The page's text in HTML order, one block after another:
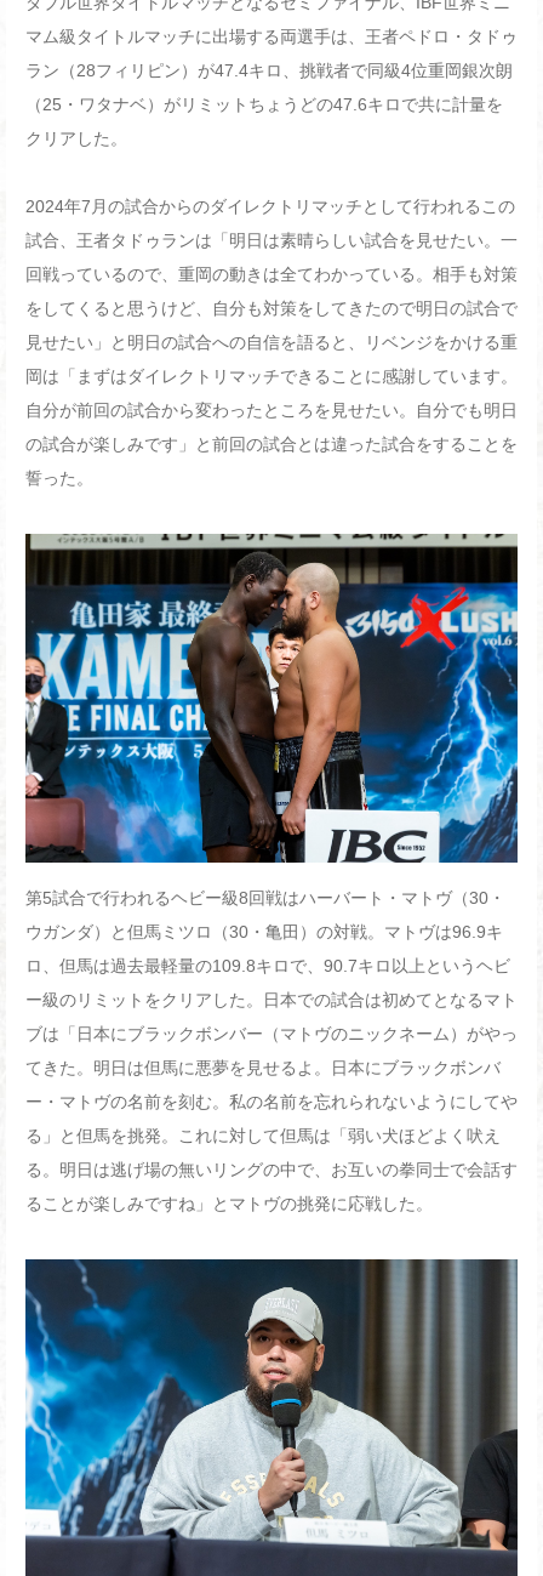
マム級タイトルマッチに出場する両選手は、王者ペドロ・タドゥ
ラン（28フィリピン）が47.4キロ、挑戦者で同級4位重岡銀次朗
（25 ・ワタナベ）がリミットちょうどの47.6キロで共に計量を
クリアした。
2024年7 月の試合からのダイレクトリマッチとして行われるこの
試合、王者タドゥランは「明日は素晴らしい試合を見せたい。一
回戦っているので、重岡の動きは全てわかっている。相手も対策
をしてくると思うけど、自分も対策をしてきたので明日の試合で
見せたい」と明日の試合への自信を語ると、リベンジをかける重
岡は「まずはダイレクトリマッチできることに感謝しています。
自分が前回の試合から変わったところを見せたい。自分でも明日
の試合が楽しみです」と前回の試合とは違った試合をすることを
誓った。
第5試合で行われるヘビー級8回戦はハーバート・マトヴ（30 ・
ウガンダ）と但馬ミツロ（30 ・亀田）の対戦。マトヴは96.9キ
ロ、但馬は過去最軽量の109.8キロで、 90.7キロ以上というヘビ
ー級のリミットをクリアした。日本での試合は初めてとなるマト
ブは「日本にブラックボンバー（マトヴのニックネーム）がやっ
てきた。明日は但馬に悪夢を見せるよ。日本にブラックボンバ
ー・マトヴの名前を刻む。私の名前を忘れられないようにしてや
る」と但馬を挑発。これに対して但馬は「弱い犬ほどよく吠え
る。明日は逃げ場の無いリングの中で、お互いの拳同士で会話す
ることが楽しみですね」とマトヴの挑発に応戦した。